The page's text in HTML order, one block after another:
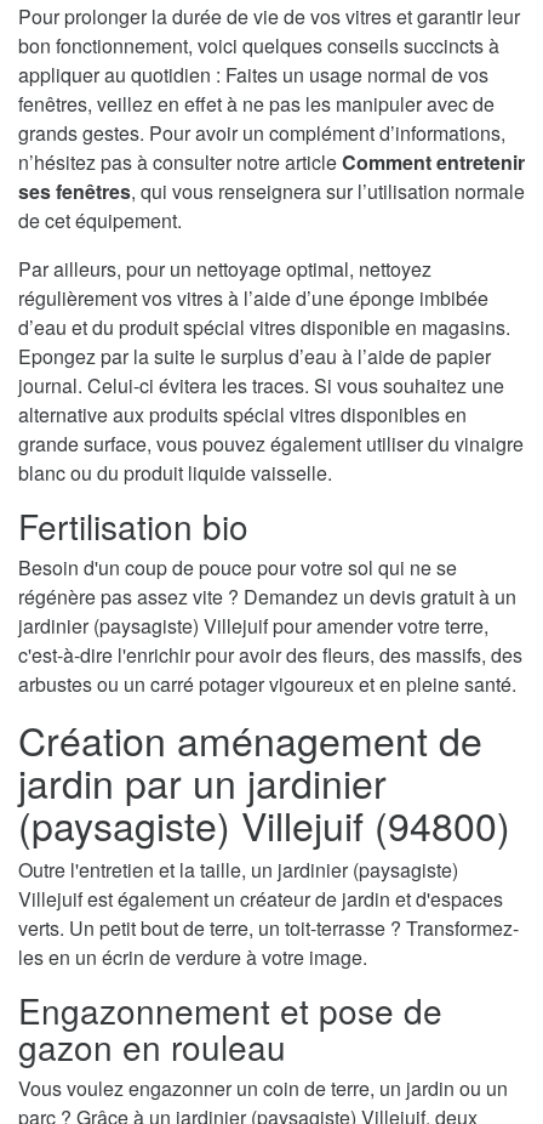
Pour prolonger la durée de vie de vos vitres et garantir leur
bon fonctionnement, voici quelques conseils succincts à
appliquer au quotidien : Faites un usage normal de vos
fenêtres, veillez en effet à ne pas les manipuler avec de
grands gestes. Pour avoir un complément d’informations,
n’hésitez pas à consulter notre articleComment entretenir
ses fenêtres, qui vous renseignera sur l’utilisation normale
de cet équipement.
Par ailleurs, pour un nettoyage optimal, nettoyez
régulièrement vos vitres à l’aide d’une éponge imbibée
d’eau et du produit spécial vitres disponible en magasins.
Epongez par la suite le surplus d’eau à l’aide de papier
journal. Celui-ci évitera les traces. Si vous souhaitez une
alternative aux produits spécial vitres disponibles en
grande surface, vous pouvez également utiliser du vinaigre
blanc ou du produit liquide vaisselle.
Fertilisation bio
Besoin d'un coup de pouce pour votre sol qui ne se
régénère pas assez vite ? Demandez un devis gratuit à un
jardinier (paysagiste) Villejuif pour amender votre terre,
c'est-à-dire l'enrichir pour avoir des fleurs, des massifs, des
arbustes ou un carré potager vigoureux et en pleine santé.
Création aménagement de
jardin par un jardinier
(paysagiste) Villejuif (94800)
Outre l'entretien et la taille, un jardinier (paysagiste)
Villejuif est également un créateur de jardin et d'espaces
verts. Un petit bout de terre, un toit-terrasse ? Transformez-
les en un écrin de verdure à votre image.
Engazonnement et pose de
gazon en rouleau
Vous voulez engazonner un coin de terre, un jardin ou un
parc ? Grâce à un jardinier (paysagiste) Villejuif, deux